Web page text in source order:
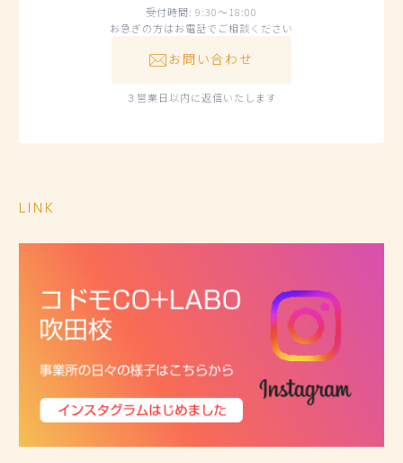
受付時間: 9:30～18:00
お急ぎの方はお電話でご相談ください
お問い合わせ
３営業日以内に返信いたします
LINK